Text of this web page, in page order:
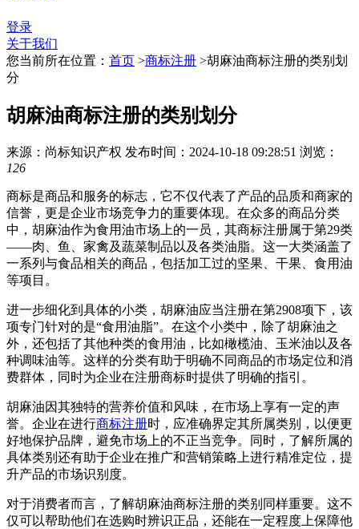
登录
关于我们
您当前所在位置： 首页 >商标注册 >胡麻油商标注册的类别划
分
胡麻油商标注册的类别划分
来源：尚标知识产权 发布时间：2024-10-18 09:28:51 浏览：
126
商标是商品和服务的标志，它不仅代表了产品的品质和商家的
信誉，更是企业市场竞争力的重要体现。在众多的商品分类
中，胡麻油作为食用油市场上的一员，其商标注册属于第29类
——肉、鱼、家禽及蔬菜制品以及各类油脂。这一大类涵盖了
一系列与食品相关的商品，包括加工过的坚果、干果、食用油
等项目。
进一步细化到具体的小类，胡麻油应当注册在第2908项下，该
项专门针对的是“食用油脂”。在这个小类中，除了胡麻油之
外，还包括了其他种类的食用油，比如橄榄油、玉米油以及各
种调味油等。这样的分类有助于明确不同商品的市场定位和消
费群体，同时为企业在注册商标时提供了明确的指引。
胡麻油因其独特的营养价值和风味，在市场上享有一定的声
誉。企业在进行商标注册时，应准确界定其所属类别，以便更
好地保护品牌，避免市场上的不正当竞争。同时，了解所属的
具体类别还有助于企业在推广和营销策略上进行精准定位，提
升产品的市场识别度。
对于消费者而言，了解胡麻油商标注册的类别同样重要。这不
仅可以帮助他们在选购时辨识正品，还能在一定程度上保障他